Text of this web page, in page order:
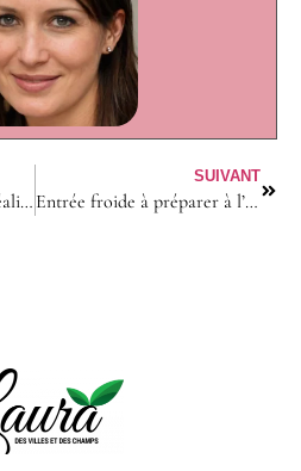
Blue waffle maladie : la réalité ou le mythe derrière le buzz ?
SUIVANT
Entrée froide à préparer à l’avance : les 9 recettes pratiques pour recevoir